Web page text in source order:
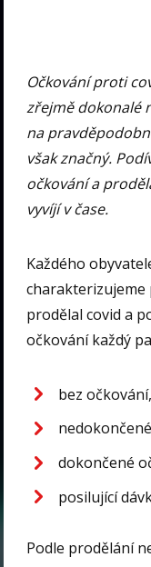
Očkování proti
zřejmě dokonalé
na
však značný.
očkování a
vyvíjí v čase.
Každého
charakterizujeme
prodělal covid a
očkování každý
bez očkování,
dokončené
posilující
Podle prodělání